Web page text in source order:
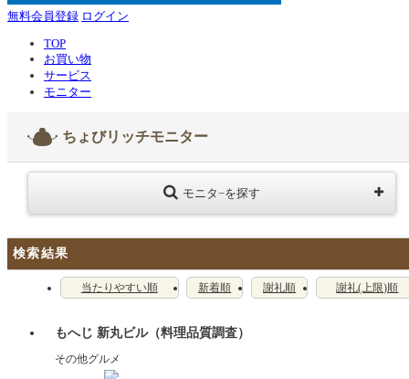
無料会員登録 ログイン
TOP
お買い物
サービス
モニター
ちょびリッチモニター
モニタ−を探す
検索結果
当たりやすい順 新着順 謝礼順 謝礼(上限)順
もへじ 新丸ビル（料理品質調査）
その他グルメ